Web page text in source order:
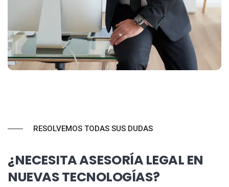
RESOLVEMOS TODAS SUS DUDAS
¿NECESITA ASESORÍA LEGAL EN
NUEVAS TECNOLOGÍAS?